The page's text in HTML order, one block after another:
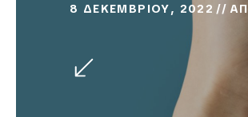
8 ΔΕΚΕΜΒΡΙΟΥ, 2022